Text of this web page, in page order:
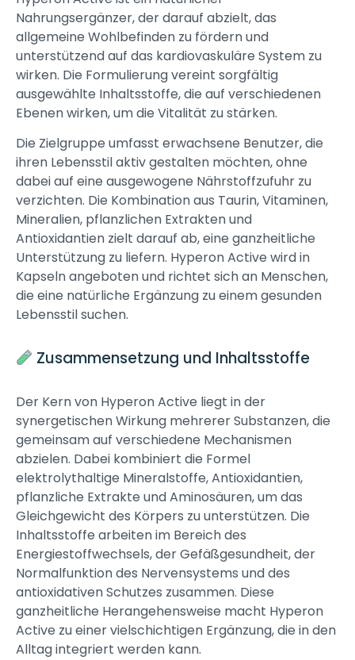
Nahrungsergänzer, der darauf abzielt, das
allgemeine Wohlbefinden zu fördern und
unterstützend auf das kardiovaskuläre System zu
wirken. Die Formulierung vereint sorgfältig
ausgewählte Inhaltsstoffe, die auf verschiedenen
Ebenen wirken, um die Vitalität zu stärken.
Die Zielgruppe umfasst erwachsene Benutzer, die
ihren Lebensstil aktiv gestalten möchten, ohne
dabei auf eine ausgewogene Nährstoffzufuhr zu
verzichten. Die Kombination aus Taurin, Vitaminen,
Mineralien, pflanzlichen Extrakten und
Antioxidantien zielt darauf ab, eine ganzheitliche
Unterstützung zu liefern. Hyperon Active wird in
Kapseln angeboten und richtet sich an Menschen,
die eine natürliche Ergänzung zu einem gesunden
Lebensstil suchen.
Zusammensetzung und Inhaltsstoffe
Der Kern von Hyperon Active liegt in der
synergetischen Wirkung mehrerer Substanzen, die
gemeinsam auf verschiedene Mechanismen
abzielen. Dabei kombiniert die Formel
elektrolythaltige Mineralstoffe, Antioxidantien,
pflanzliche Extrakte und Aminosäuren, um das
Gleichgewicht des Körpers zu unterstützen. Die
Inhaltsstoffe arbeiten im Bereich des
Energiestoffwechsels, der Gefäßgesundheit, der
Normalfunktion des Nervensystems und des
antioxidativen Schutzes zusammen. Diese
ganzheitliche Herangehensweise macht Hyperon
Active zu einer vielschichtigen Ergänzung, die in den
Alltag integriert werden kann.